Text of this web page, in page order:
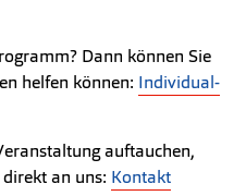
Dann können Sie
helfen können: Individual-
auftauchen,
an uns: Kontakt